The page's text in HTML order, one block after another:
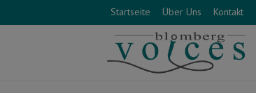
Startseite Über Uns Kontakt